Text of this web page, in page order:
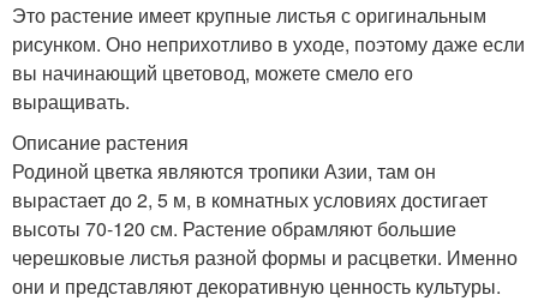
Это растение имеет крупные листья с оригинальным
рисунком. Оно неприхотливо в уходе, поэтому даже если
вы начинающий цветовод, можете смело его
выращивать.
Описание растения
Родиной цветка являются тропики Азии, там он
вырастает до 2, 5 м, в комнатных условиях достигает
высоты 70-120 см. Растение обрамляют большие
черешковые листья разной формы и расцветки. Именно
они и представляют декоративную ценность культуры.